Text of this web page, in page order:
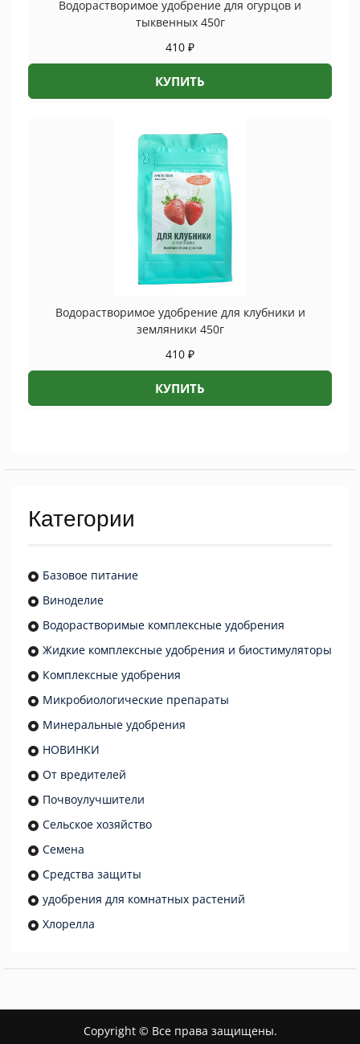
Водорастворимое удобрение для огурцов и
тыквенных 450г
410 ₽
КУПИТЬ
Водорастворимое удобрение для клубники и
земляники 450г
410 ₽
КУПИТЬ
Категории
Базовое питание
Виноделие
Водорастворимые комплексные удобрения
Жидкие комплексные удобрения и биостимуляторы
Комплексные удобрения
Микробиологические препараты
Минеральные удобрения
НОВИНКИ
От вредителей
Почвоулучшители
Сельское хозяйство
Семена
Средства защиты
удобрения для комнатных растений
Хлорелла
Copyright © Все права защищены.